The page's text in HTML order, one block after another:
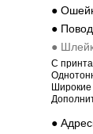
●
●
●
C
Широкие
●